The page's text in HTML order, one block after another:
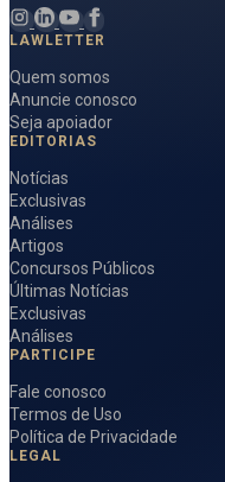
LAWLETTER
Quem somos
Anuncie conosco
Seja apoiador
EDITORIAS
Notícias
Exclusivas
Análises
Artigos
Concursos Públicos
Últimas Notícias
Exclusivas
Análises
PARTICIPE
Fale conosco
Termos de Uso
Política de Privacidade
LEGAL